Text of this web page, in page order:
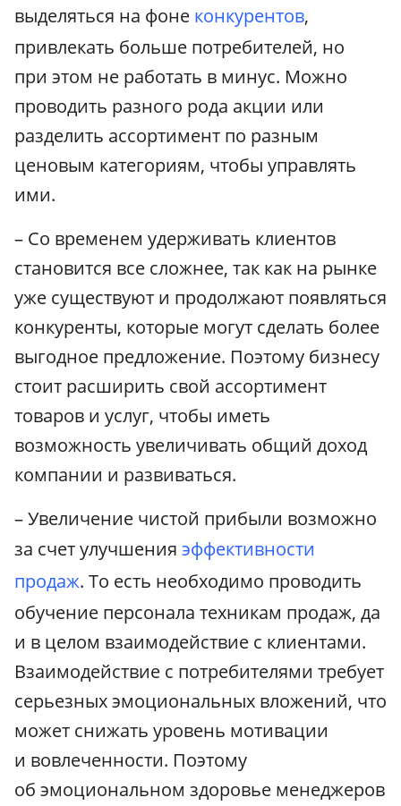
выделяться на фоне конкурентов,
привлекать больше потребителей, но
при этом не работать в минус. Можно
проводить разного рода акции или
разделить ассортимент по разным
ценовым категориям, чтобы управлять
ими.
– Со временем удерживать клиентов
становится все сложнее, так как на рынке
уже существуют и продолжают появляться
конкуренты, которые могут сделать более
выгодное предложение. Поэтому бизнесу
стоит расширить свой ассортимент
товаров и услуг, чтобы иметь
возможность увеличивать общий доход
компании и развиваться.
– Увеличение чистой прибыли возможно
за счет улучшения эффективности
продаж. То есть необходимо проводить
обучение персонала техникам продаж, да
и в целом взаимодействие с клиентами.
Взаимодействие с потребителями требует
серьезных эмоциональных вложений, что
может снижать уровень мотивации
и вовлеченности. Поэтому
об эмоциональном здоровье менеджеров